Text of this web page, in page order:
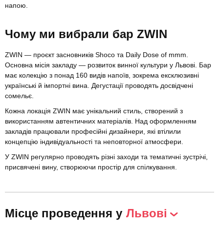
напою.
Чому ми вибрали бар ZWIN
ZWIN — проєкт засновників Shoco та Daily Dose of mmm.
Основна місія закладу — розвиток винної культури у Львові. Бар
має колекцію з понад 160 видів напоїв, зокрема ексклюзивні
українські й імпортні вина. Дегустації проводять досвідчені
сомельє.
Кожна локація ZWIN має унікальний стиль, створений з
використанням автентичних матеріалів. Над оформленням
закладів працювали професійні дизайнери, які втілили
концепцію індивідуальності та неповторної атмосфери.
У ZWIN регулярно проводять різні заходи та тематичні зустрічі,
присвячені вину, створюючи простір для спілкування.
Місце проведення у Львові